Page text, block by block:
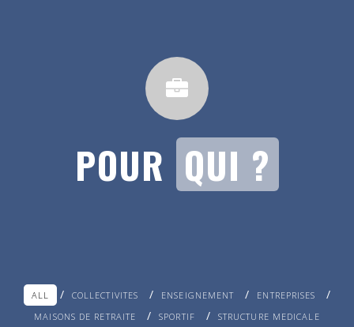
POUR QUI ?
ALL COLLECTIVITES ENSEIGNEMENT
ENTREPRISES
MAISONS DE RETRAITE
SPORTIF STRUCTURE MEDICALE